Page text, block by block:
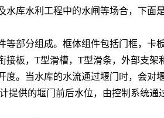
水库水利工程中的水闸等场合，下面
等部分组成。框体组件包括门框， 卡
接板，T型滑槽，T型滑条， 外部支架
。当水库的水流通过堰门时，会
提供的堰门前后水位，由控制系统通